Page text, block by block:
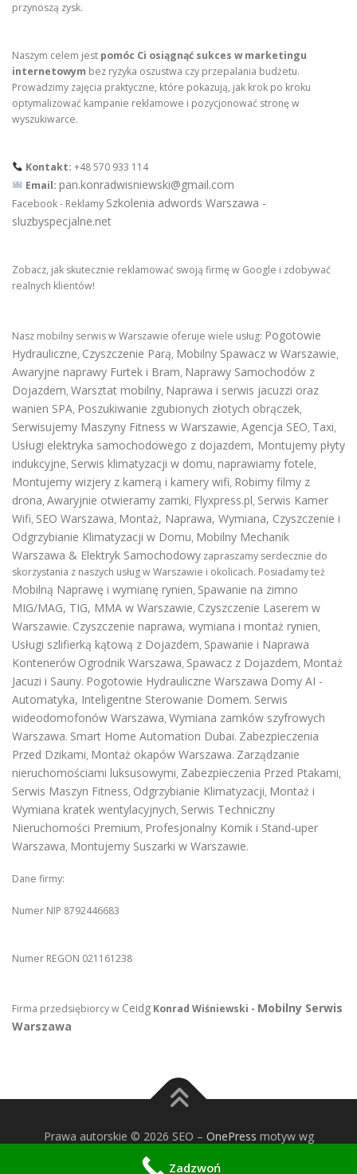
przynoszą zysk.
Naszym celem jest pomóc Ci osiągnąć sukces w marketingu
internetowym bez ryzyka oszustwa czy przepalania budżetu.
Prowadzimy zajęcia praktyczne, które pokazują, jak krok po kroku
optymalizować kampanie reklamowe i pozycjonować stronę w
wyszukiwarce.
Kontakt: +48 570 933 114
Email: pan.konradwisniewski@gmail.com
Facebook - Reklamy Szkolenia adwords Warszawa -
sluzbyspecjalne.net
Zobacz, jak skutecznie reklamować swoją firmę w Google i zdobywać
realnych klientów!
Nasz mobilny serwis w Warszawie oferuje wiele usług: Pogotowie
Hydrauliczne, Czyszczenie Parą, Mobilny Spawacz w Warszawie,
Awaryjne naprawy Furtek i Bram, Naprawy Samochodów z
Dojazdem, Warsztat mobilny, Naprawa i serwis jacuzzi oraz
wanien SPA, Poszukiwanie zgubionych złotych obrączek,
Serwisujemy Maszyny Fitness w Warszawie, Agencja SEO, Taxi,
Usługi elektryka samochodowego z dojazdem, Montujemy płyty
indukcyjne, Serwis klimatyzacji w domu, naprawiamy fotele,
Montujemy wizjery z kamerą i kamery wifi, Robimy filmy z
drona, Awaryjnie otwieramy zamki, Flyxpress.pl, Serwis Kamer
Wifi, SEO Warszawa, Montaż, Naprawa, Wymiana, Czyszczenie i
Odgrzybianie Klimatyzacji w Domu, Mobilny Mechanik
Warszawa & Elektryk Samochodowy zapraszamy serdecznie do
skorzystania z naszych usług w Warszawie i okolicach. Posiadamy też
Mobilną Naprawę i wymianę rynien, Spawanie na zimno
MIG/MAG, TIG, MMA w Warszawie, Czyszczenie Laserem w
Warszawie. Czyszczenie naprawa, wymiana i montaż rynien,
Usługi szlifierką kątową z Dojazdem, Spawanie i Naprawa
Kontenerów Ogrodnik Warszawa, Spawacz z Dojazdem, Montaż
Jacuzi i Sauny. Pogotowie Hydrauliczne Warszawa Domy AI -
Automatyka, Inteligentne Sterowanie Domem. Serwis
wideodomofonów Warszawa, Wymiana zamków szyfrowych
Warszawa. Smart Home Automation Dubai. Zabezpieczenia
Przed Dzikami, Montaż okapów Warszawa. Zarządzanie
nieruchomościami luksusowymi, Zabezpieczenia Przed Ptakami,
Serwis Maszyn Fitness, Odgrzybianie Klimatyzacji, Montaż i
Wymiana kratek wentylacyjnych, Serwis Techniczny
Nieruchomości Premium, Profesjonalny Komik i Stand-uper
Warszawa, Montujemy Suszarki w Warszawie.
Dane firmy:
Numer NIP 8792446683
Numer REGON 021161238
Firma przedsiębiorcy w Ceidg Konrad Wiśniewski - Mobilny Serwis
Warszawa
Prawa autorskie © 2026 SEO – OnePress motyw wg
FameThemes
Zadzwoń